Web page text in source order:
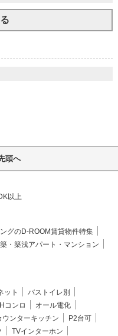
頭へ
以上
グのD-ROOM賃貸物件特集
・築浅アパート・マンション
ット
バストイレ別
IHコンロ
オール電化
ウンターキッチン
P2台可
TVインターホン